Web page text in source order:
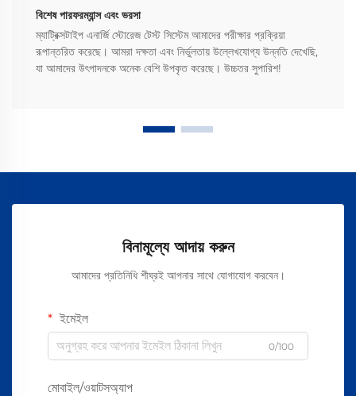
বিশেষ পারফরম্যান্স এবং ভরসা
ম্যাট্রিক্সটাইপ এনার্জি স্টোরেজ টেস্ট সিস্টেম আমাদের পরীক্ষার প্রক্রিয়া
রূপান্তরিত করেছে। আমরা দক্ষতা এবং নির্ভুলতায় উল্লেখযোগ্য উন্নতি দেখেছি,
যা আমাদের উৎপাদনকে অনেক বেশি উপকৃত করেছে। উচ্চতর সুপারিশ!
বিনামূল্যে আদায় করুন
আমাদের প্রতিনিধি শীঘ্রই আপনার সাথে যোগাযোগ করবেন।
ইমেইল
0/100
মোবাইল/ওয়াটসঅ্যাপ